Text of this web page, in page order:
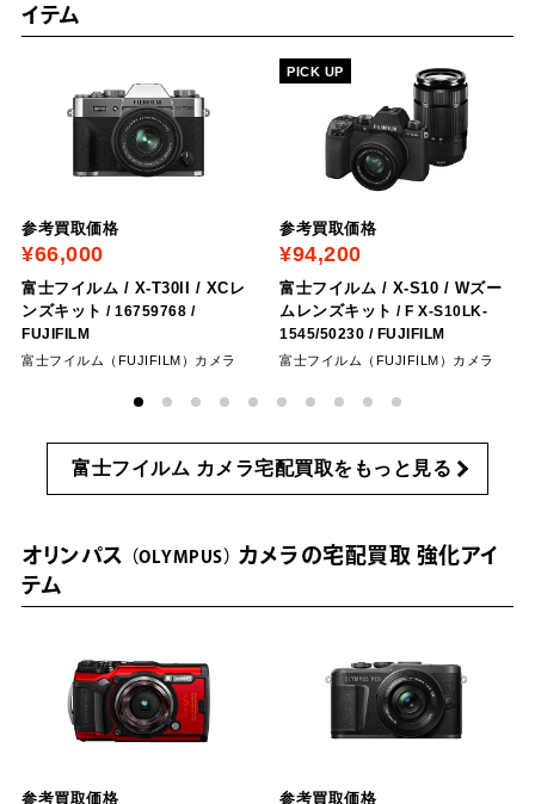
イテム
参考買取価格
¥66,000
富士フイルム / X-T30II / XCレ
ンズキット / 16759768 /
FUJIFILM
富士フイルム（FUJIFILM）カメラ
PICK UP
参考買取価格
¥94,200
富士フイルム / X-S10 / Wズー
ムレンズキット / ‎F X-S10LK-
1545/50230 / FUJIFILM
富士フイルム（FUJIFILM）カメラ
富士フイルム カメラ宅配買取をもっと見る
オリンパス OLYMPUS
カメラの宅配買取 強化アイ
テム
参考買取価格 参考買取価格